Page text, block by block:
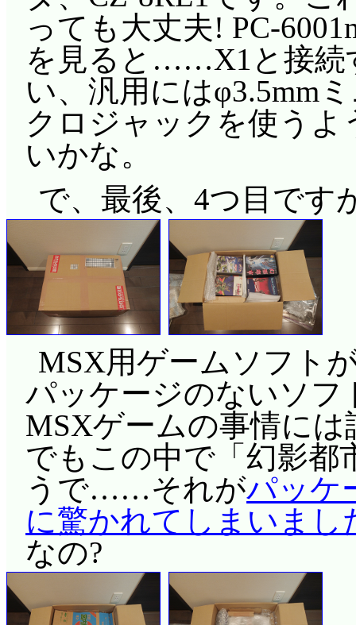
っても大丈夫! PC-
を見ると……X1と接続
い、汎用にはφ3.5mm
クロジャックを使う
いかな。
で、最後、4つ目です
MSX用ゲームソフト
パッケージのないソフ
MSXゲームの事情に
でもこの中で「幻影都
うで……それがパッケ
に驚かれてしまいまし
なの?